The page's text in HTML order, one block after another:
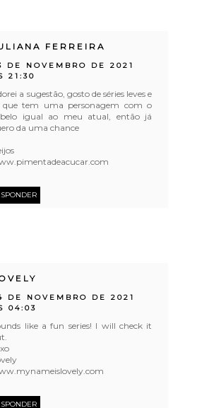
FERREIRA
DE NOVEMBRO DE 2021
21:30
a sugestão, gosto de séries leves e
tem uma personagem com o
igual ao meu atual, então já
da uma chance
DE NOVEMBRO DE 2021
04:03
like a fun series! I will check it